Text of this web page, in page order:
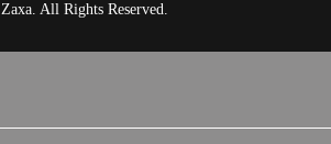
Zaxa. All Rights Reserved.